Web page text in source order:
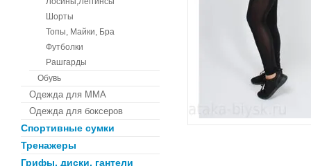
Шорты
Топы, Майки, Бра
Футболки
Рашгарды
Обувь
Одежда для ММА
Одежда для боксеров
Спортивные сумки
Тренажеры
Грифы, диски, гантели